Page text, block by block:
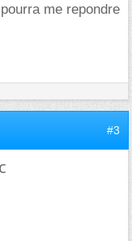
me repondre
#3